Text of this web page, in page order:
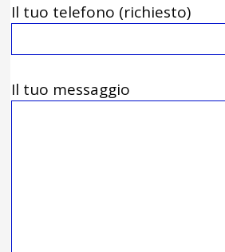
Il tuo telefono (richiesto)
Il tuo messaggio